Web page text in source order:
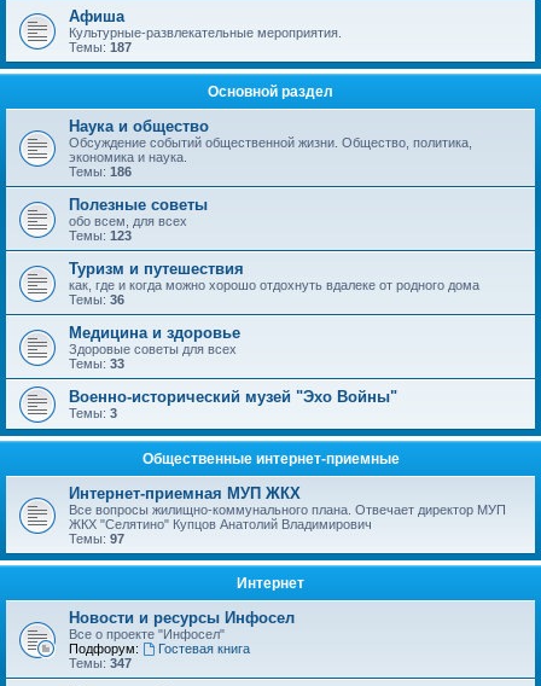
Афиша
Культурные-развлекательные мероприятия.
Темы: 187
Основной раздел
Наука и общество
Обсуждение событий общественной жизни. Общество, политика,
экономика и наука.
Темы: 186
Полезные советы
обо всем, для всех
Темы: 123
Туризм и путешествия
как, где и когда можно хорошо отдохнуть вдалеке от родного дома
Темы: 36
Медицина и здоровье
Здоровые советы для всех
Темы: 33
Военно-исторический музей "Эхо Войны"
Темы: 3
Общественные интернет-приемные
Интернет-приемная МУП ЖКХ
Все вопросы жилищно-коммунального плана. Отвечает директор МУП
ЖКХ "Селятино" Купцов Анатолий Владимирович
Темы: 97
Интернет
Новости и ресурсы Инфосел
Все о проекте "Инфосел"
Подфорум:
Гостевая книга
Темы: 347